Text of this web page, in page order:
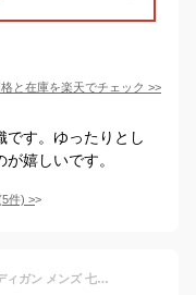
と在庫を楽天でチェック >>
です。ゆったりとし
嬉しいです。
5件) >
サマーカーディガン 夏物 デニム カーディガン メンズ 七分袖 トップス ゆったり風 ショート丈 羽織 和服 カジュアル レトロ 和風 和装 着物 和式 アウター 夏服 上着 半纏 半被 法被 甚平 部屋着 大きいサイズ M-5XL